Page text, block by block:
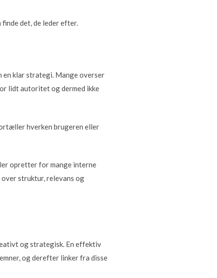
det, de leder efter.
en klar strategi. Mange overser
lidt autoritet og dermed ikke
hverken brugeren eller
opretter for mange interne
struktur, relevans og
og strategisk. En effektiv
og derefter linker fra disse